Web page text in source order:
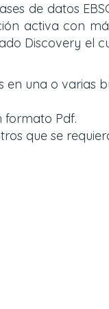
de datos
activa con
Discovery el
una o varias
formato Pdf.
que se